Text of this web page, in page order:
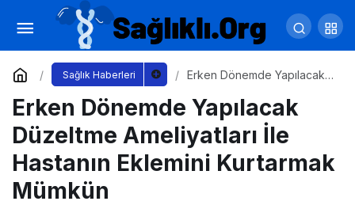
Sağlık Haberleri
Erken Dönemde Yapılacak
Hastanın Eklemini Kurtarmak
Mümkün
Erken Dönemde Yapılacak
Düzeltme Ameliyatları İle
Hastanın Eklemini Kurtarmak
Mümkün
Türk Doktorun Yüzde Asimetri Tedavisi
Dünyada Büyük Yankı Buldu
Yorum Yap Paylaş